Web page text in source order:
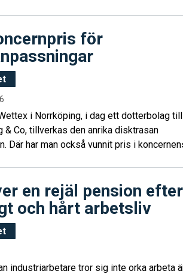
för
i Norrköping, i dag ett dotterbolag till
& Co, tillverkas den anrika disktrasan
Där har man också vunnit pris i
en rejäl pension efter
och hårt arbetsliv
industriarbetare tror sig inte orka arbeta